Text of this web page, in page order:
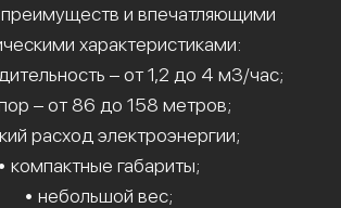
и впечатляющими
характеристиками:
– от 1,2 до 4 м3/час;
– от 86 до 158 метров;
расход электроэнергии;
• компактные габариты;
• небольшой вес;